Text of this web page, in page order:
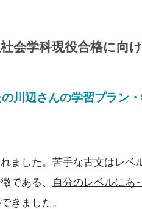
会学科現役合格に向
川辺さんの学習プラン
ました。苦手な古文はレ
である、
自分のレベルにあ
きました。